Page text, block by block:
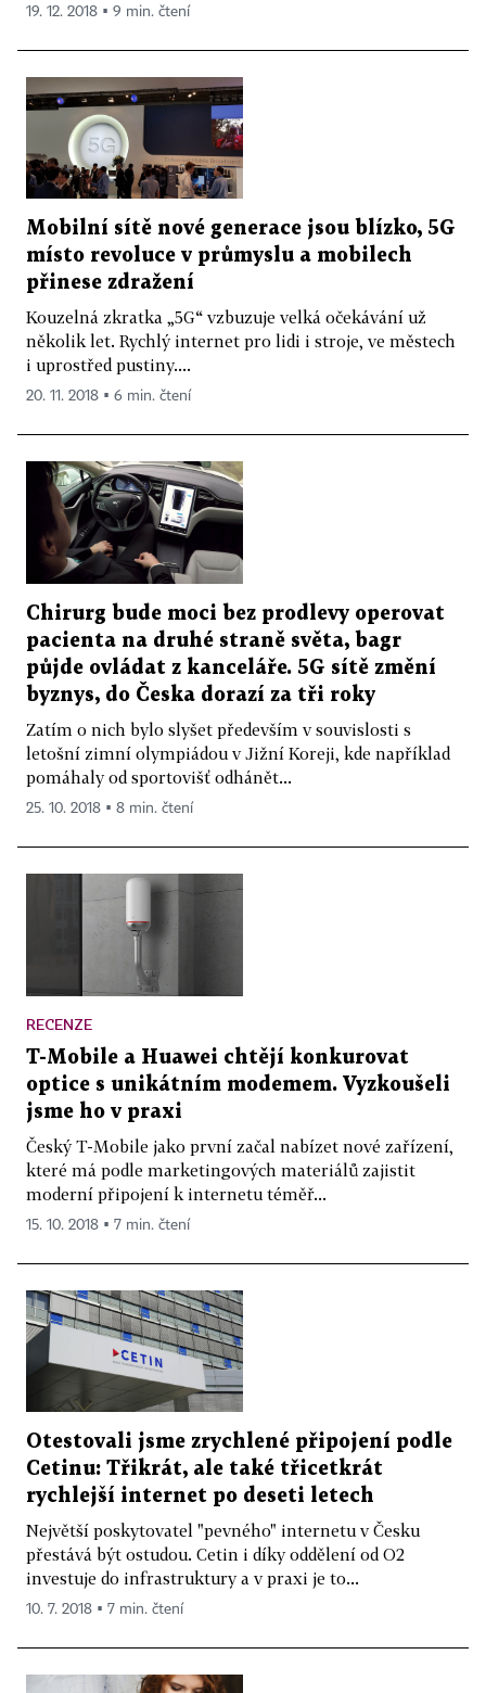
19. 12. 2018 ▪ 9 min. čtení
Mobilní sítě nové generace jsou blízko, 5G
místo revoluce v průmyslu a mobilech
přinese zdražení
Kouzelná zkratka „5G“ vzbuzuje velká očekávání už
několik let. Rychlý internet pro lidi i stroje, ve městech
i uprostřed pustiny....
20. 11. 2018 ▪ 6 min. čtení
Chirurg bude moci bez prodlevy operovat
pacienta na druhé straně světa, bagr
půjde ovládat z kanceláře. 5G sítě změní
byznys, do Česka dorazí za tři roky
Zatím o nich bylo slyšet především v souvislosti s
letošní zimní olympiádou v Jižní Koreji, kde například
pomáhaly od sportovišť odhánět...
25. 10. 2018 ▪ 8 min. čtení
RECENZE
T-Mobile a Huawei chtějí konkurovat
optice s unikátním modemem. Vyzkoušeli
jsme ho v praxi
Český T-Mobile jako první začal nabízet nové zařízení,
které má podle marketingových materiálů zajistit
moderní připojení k internetu téměř...
15. 10. 2018 ▪ 7 min. čtení
Otestovali jsme zrychlené připojení podle
Cetinu: Třikrát, ale také třicetkrát
rychlejší internet po deseti letech
Největší poskytovatel "pevného" internetu v Česku
přestává být ostudou. Cetin i díky oddělení od O2
investuje do infrastruktury a v praxi je to...
10. 7. 2018 ▪ 7 min. čtení